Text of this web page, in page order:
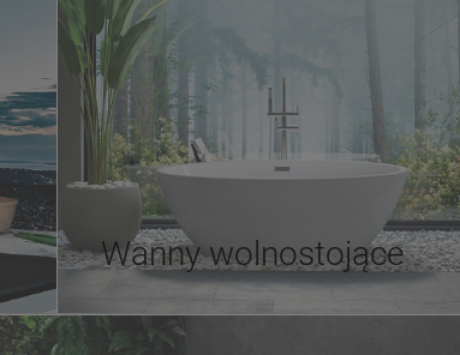
Wanny wolnostojące